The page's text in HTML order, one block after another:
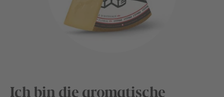
Ich bin die aromatische